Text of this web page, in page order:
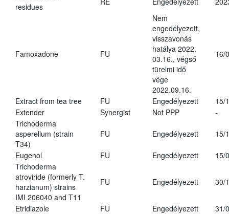
residues
Famoxadone FU
Nem
engedélyezett,
visszavonás
hatálya 2022.
03.16., végső
türelmi idő
vége
2022.09.16.
16/
Extract from tea tree FU Engedélyezett
15/
Extender
Synergist Not PPP
-
Trichoderma
asperellum (strain
T34)
FU Engedélyezett 15/
Eugenol FU Engedélyezett
15/
Trichoderma
atroviride (formerly T.
harzianum) strains
IMI 206040 and T11
FU Engedélyezett 30/
Etridiazole FU Engedélyezett
31/